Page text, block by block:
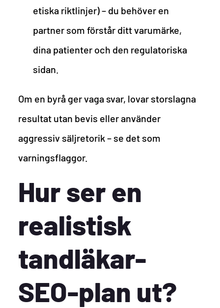
etiska riktlinjer) – du behöver en
partner som förstår ditt varumärke,
dina patienter och den regulatoriska
sidan.
Om en byrå ger vaga svar, lovar storslagna
resultat utan bevis eller använder
aggressiv säljretorik – se det som
varningsflaggor.
Hur ser en
realistisk
tandläkar-
SEO-plan ut?